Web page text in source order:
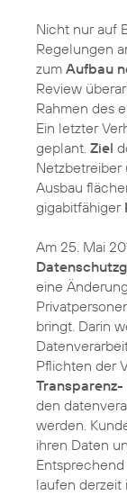
Nicht nur auf
Regelungen
zum Aufbau
Review
Rahmen des
Ein letzter
geplant. Ziel
Netzbetreiber
Ausbau
gigabitfähiger
Am 25. Mai
eine
bringt. Darin
Pflichten der
den
werden.
ihren Daten
laufen derzeit